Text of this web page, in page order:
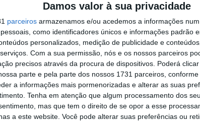
Damos valor à sua privacidade
parceiros armazenamos e/ou acedemos a informações
como identificadores únicos e informações padrão
personalizados, medição de publicidade e
Com a sua permissão, nós e os nossos parceiros
precisos através da procura de dispositivos. Poderá
parte e pela parte dos nossos 1731 parceiros,
a informações mais pormenorizadas e alterar as suas
Tenha em atenção que algum processamento dos
mas que tem o direito de se opor a esse
a este website. Você pode alterar suas preferências ou
PRÓXIMO ARTIGO
Utilize uma app “não verificada” sem alterar o
Gatekeeper